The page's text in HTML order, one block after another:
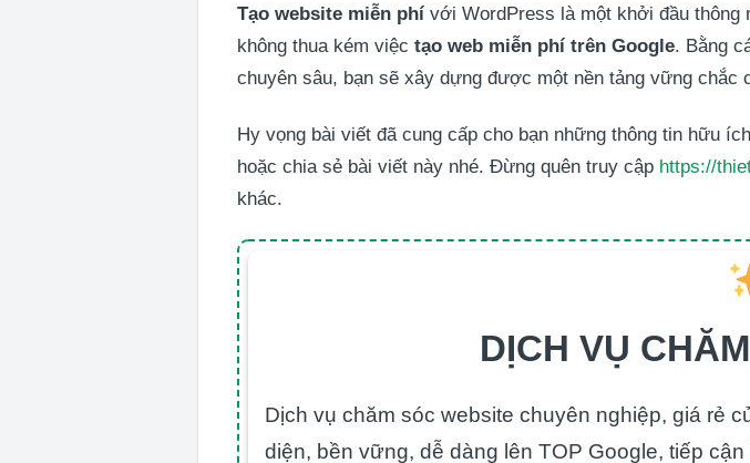
Tạo website miễn phí với WordPress là một khởi đầu thông
không thua kém việctạo web miễn phí trên Google. Bằng
chuyên sâu, bạn sẽ xây dựng được một nền tảng vững chắc
Hy vọng bài viết đã cung cấp cho bạn những thông tin hữu
hoặc chia sẻ bài viết này nhé. Đừng quên truy cập https://
khác.
DỊCH VỤ
Dịch vụ chăm sóc website chuyên nghiệp, giá rẻ
diện, bền vững, dễ dàng lên TOP Google, tiếp